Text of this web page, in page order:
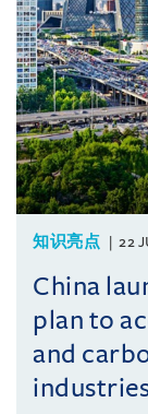
知识亮点 22
China
plan to
and